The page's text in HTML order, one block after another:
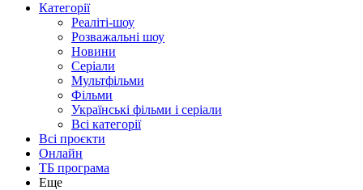
Категорії
Реаліті-шоу
Розважальні шоу
Новини
Серіали
Мультфільми
Фільми
Українські фільми і серіали
Всі категорії
Всі проєкти
Онлайн
ТБ програма
Еще